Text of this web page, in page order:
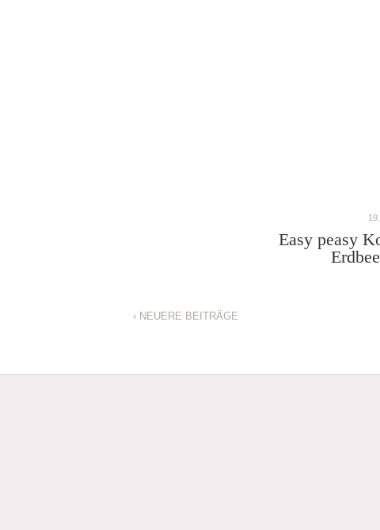
Easy peasy
‹ NEUERE BEITRÄGE